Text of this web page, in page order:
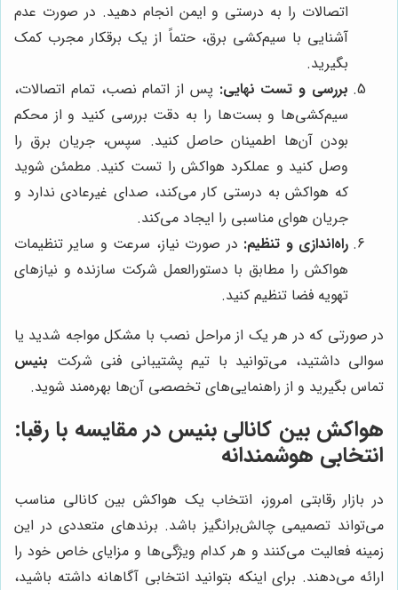
اتصالات را به درستی و ایمن انجام دهید. در صورت عدم
آشنایی با سیم‌کشی برق، حتماً از یک برقکار مجرب کمک
بگیرید.
بررسی و تست نهایی: پس از اتمام نصب، تمام اتصالات،
سیم‌کشی‌ها و بست‌ها را به دقت بررسی کنید و از محکم
بودن آن‌ها اطمینان حاصل کنید. سپس، جریان برق را
وصل کنید و عملکرد هواکش را تست کنید. مطمئن شوید
که هواکش به درستی کار می‌کند، صدای غیرعادی ندارد و
جریان هوای مناسبی را ایجاد می‌کند.
راه‌اندازی و تنظیم: در صورت نیاز، سرعت و سایر تنظیمات
هواکش را مطابق با دستورالعمل شرکت سازنده و نیازهای
تهویه فضا تنظیم کنید.
در صورتی که در هر یک از مراحل نصب با مشکل مواجه شدید یا
سوالی داشتید، می‌توانید با تیم پشتیبانی فنی شرکت بنیس
تماس بگیرید و از راهنمایی‌های تخصصی آن‌ها بهره‌مند شوید.
هواکش بین کانالی بنیس در مقایسه با رقبا:
انتخابی هوشمندانه
در بازار رقابتی امروز، انتخاب یک هواکش بین کانالی مناسب
می‌تواند تصمیمی چالش‌برانگیز باشد. برندهای متعددی در این
زمینه فعالیت می‌کنند و هر کدام ویژگی‌ها و مزایای خاص خود را
ارائه می‌دهند. برای اینکه بتوانید انتخابی آگاهانه داشته باشید،